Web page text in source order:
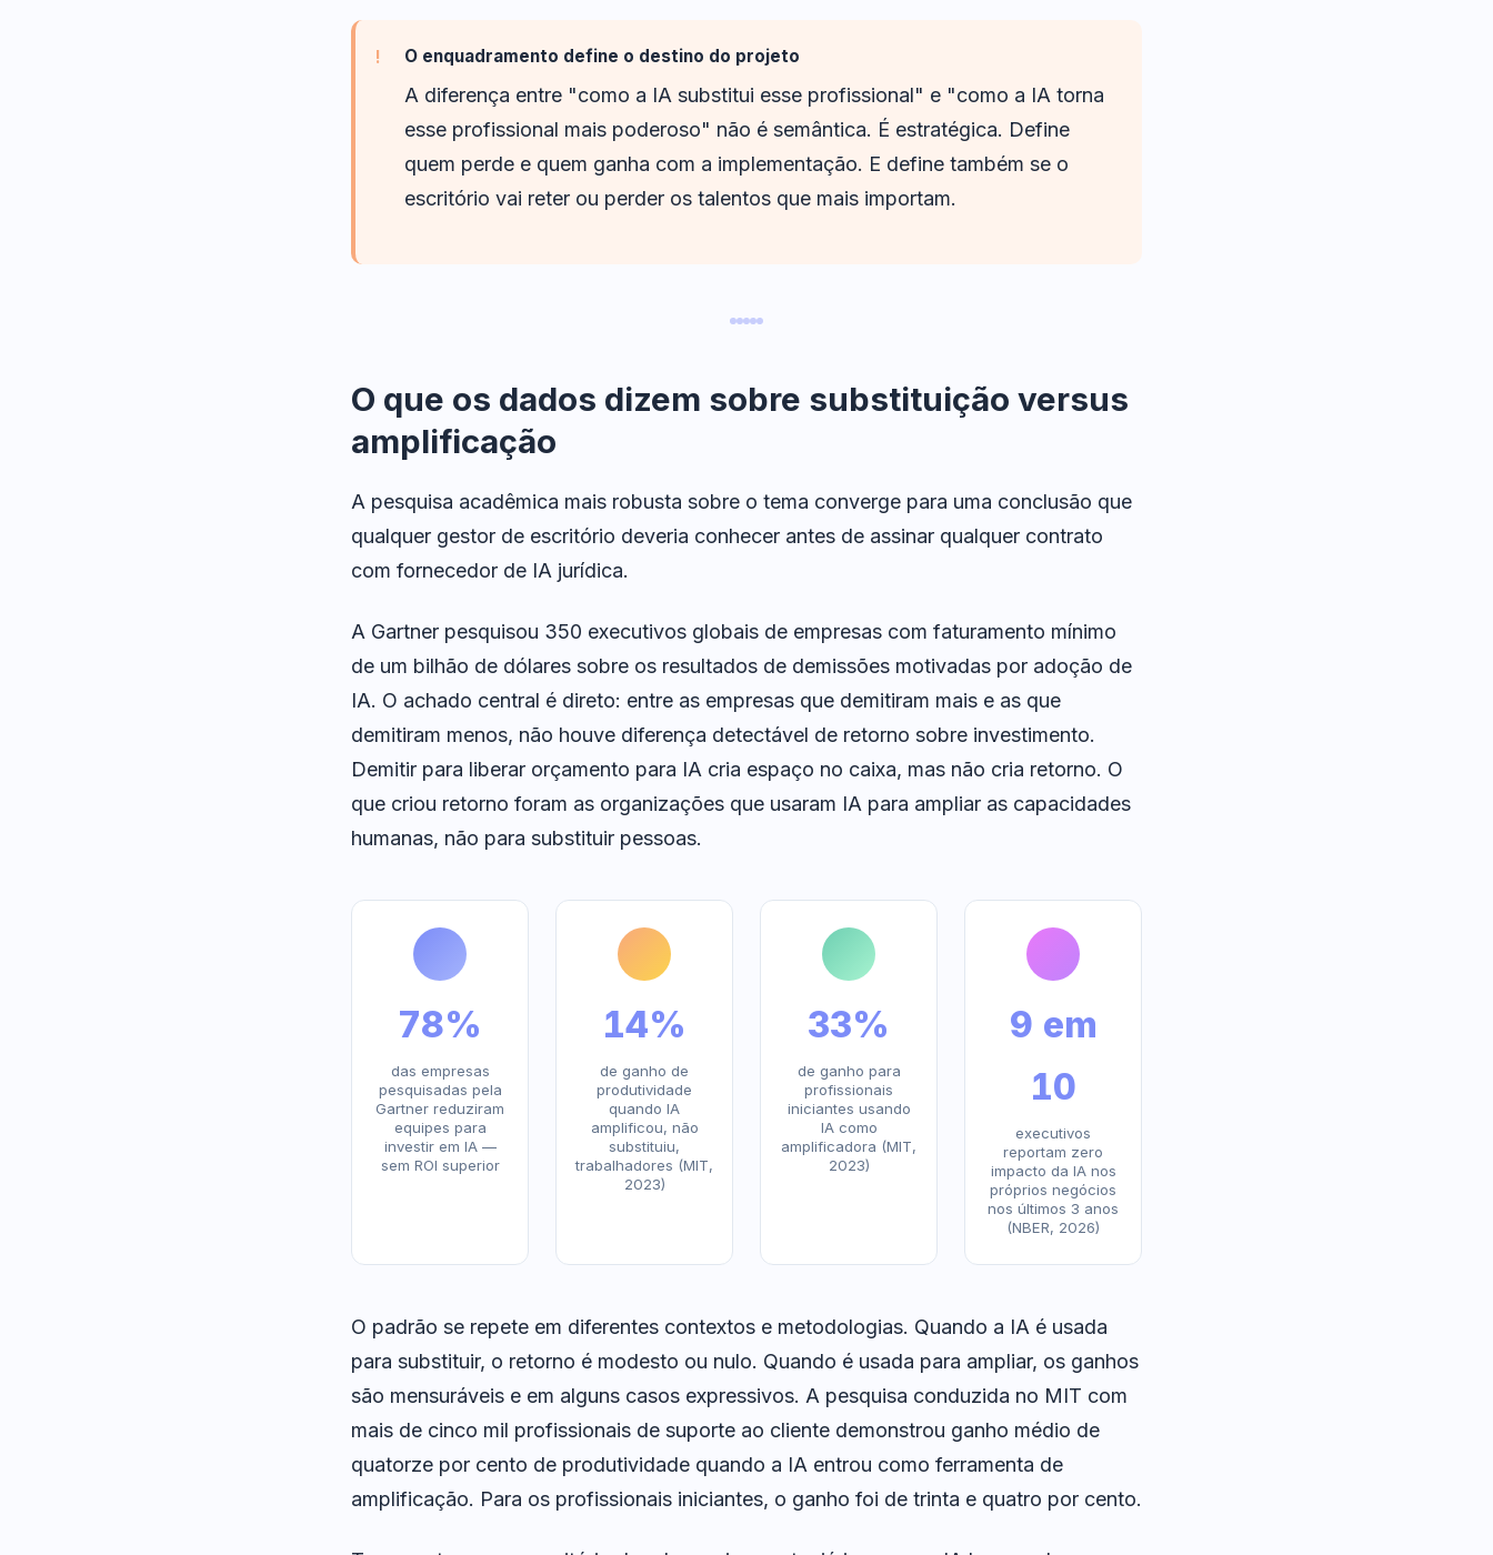
O enquadramento define o destino do projeto
A diferença entre "como a IA substitui esse profissional" e "como a IA torna
esse profissional mais poderoso" não é semântica. É estratégica. Define
quem perde e quem ganha com a implementação. E define também se o
escritório vai reter ou perder os talentos que mais importam.
O que os dados dizem sobre substituição versus
amplificação
A pesquisa acadêmica mais robusta sobre o tema converge para uma conclusão que
qualquer gestor de escritório deveria conhecer antes de assinar qualquer contrato
com fornecedor de IA jurídica.
A Gartner pesquisou 350 executivos globais de empresas com faturamento mínimo
de um bilhão de dólares sobre os resultados de demissões motivadas por adoção de
IA. O achado central é direto: entre as empresas que demitiram mais e as que
demitiram menos, não houve diferença detectável de retorno sobre investimento.
Demitir para liberar orçamento para IA cria espaço no caixa, mas não cria retorno. O
que criou retorno foram as organizações que usaram IA para ampliar as capacidades
humanas, não para substituir pessoas.
80%
das empresas
pesquisadas pela
Gartner reduziram
equipes para
investir em IA —
sem ROI superior
14%
de ganho de
produtividade
quando IA
amplificou, não
substituiu,
trabalhadores (MIT,
2023)
34%
de ganho para
profissionais
iniciantes usando
IA como
amplificadora (MIT,
2023)
9 em
10
executivos
reportam zero
impacto da IA nos
próprios negócios
nos últimos 3 anos
(NBER, 2026)
O padrão se repete em diferentes contextos e metodologias. Quando a IA é usada
para substituir, o retorno é modesto ou nulo. Quando é usada para ampliar, os ganhos
são mensuráveis e em alguns casos expressivos. A pesquisa conduzida no MIT com
mais de cinco mil profissionais de suporte ao cliente demonstrou ganho médio de
quatorze por cento de produtividade quando a IA entrou como ferramenta de
amplificação. Para os profissionais iniciantes, o ganho foi de trinta e quatro por cento.